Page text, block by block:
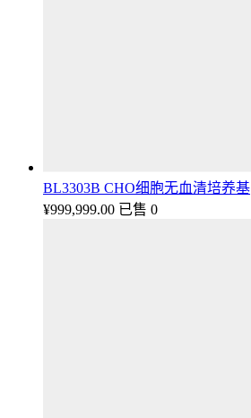
BL3303B CHO细胞无血清培养基
¥999,999.00 已售 0